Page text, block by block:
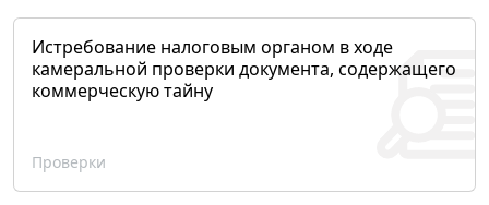
Истребование налоговым органом в ходе
камеральной проверки документа, содержащего
коммерческую тайну
Проверки